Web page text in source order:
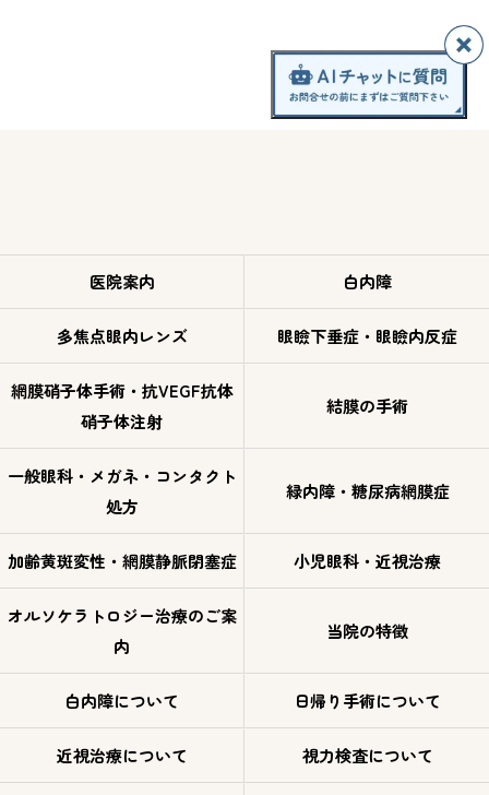
医院案内 白内障
多焦点眼内レンズ 眼瞼下垂症・眼瞼内反症
網膜硝子体手術・抗VEGF抗体
硝子体注射
結膜の手術
一般眼科・メガネ・コンタクト
処方
緑内障・糖尿病網膜症
加齢黄斑変性・網膜静脈閉塞症 小児眼科・近視治療
オルソケラトロジー治療のご案
内
当院の特徴
白内障について 日帰り手術について
近視治療について 視力検査について